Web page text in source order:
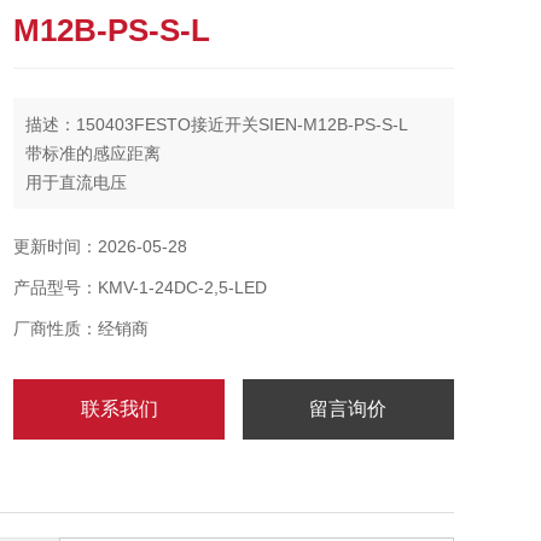
M12B-PS-S-L
描述：150403FESTO接近开关SIEN-M12B-PS-S-L
带标准的感应距离
用于直流电压
额定工作距离 2 mm
更新时间：2026-05-28
产品型号：KMV-1-24DC-2,5-LED
厂商性质：经销商
联系我们 留言询价